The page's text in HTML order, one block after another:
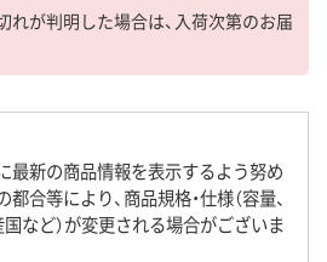
れが判明した場合は、入荷次第のお届
最新の商品情報を表示するよう努め
合等により、商品規格・仕様（容量、
国など）が変更される場合がございま